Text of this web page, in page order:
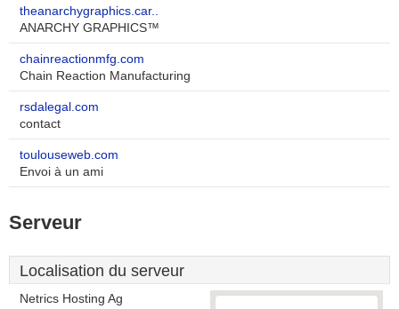
theanarchygraphics.car..
ANARCHY GRAPHICS™
chainreactionmfg.com
Chain Reaction Manufacturing
rsdalegal.com
contact
toulouseweb.com
Envoi à un ami
Serveur
Localisation du serveur
Netrics Hosting Ag